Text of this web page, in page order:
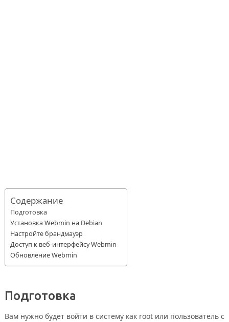
Содержание
Подготовка
Установка Webmin на Debian
Настройте брандмауэр
Доступ к веб-интерфейсу Webmin
Обновление Webmin
Подготовка
Вам нужно будет войти в систему как root или пользователь с